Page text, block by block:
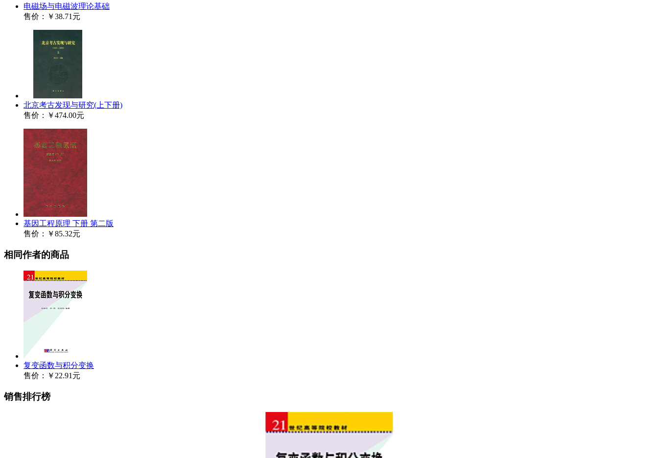
电磁场与电磁波理论基础
售价：
￥38.71元
北京考古发现与研究(上下册)
售价：
￥474.00元
基因工程原理 下册 第二版
售价：
￥85.32元
相同作者的商品
复变函数与积分变换
售价：
￥22.91元
销售排行榜